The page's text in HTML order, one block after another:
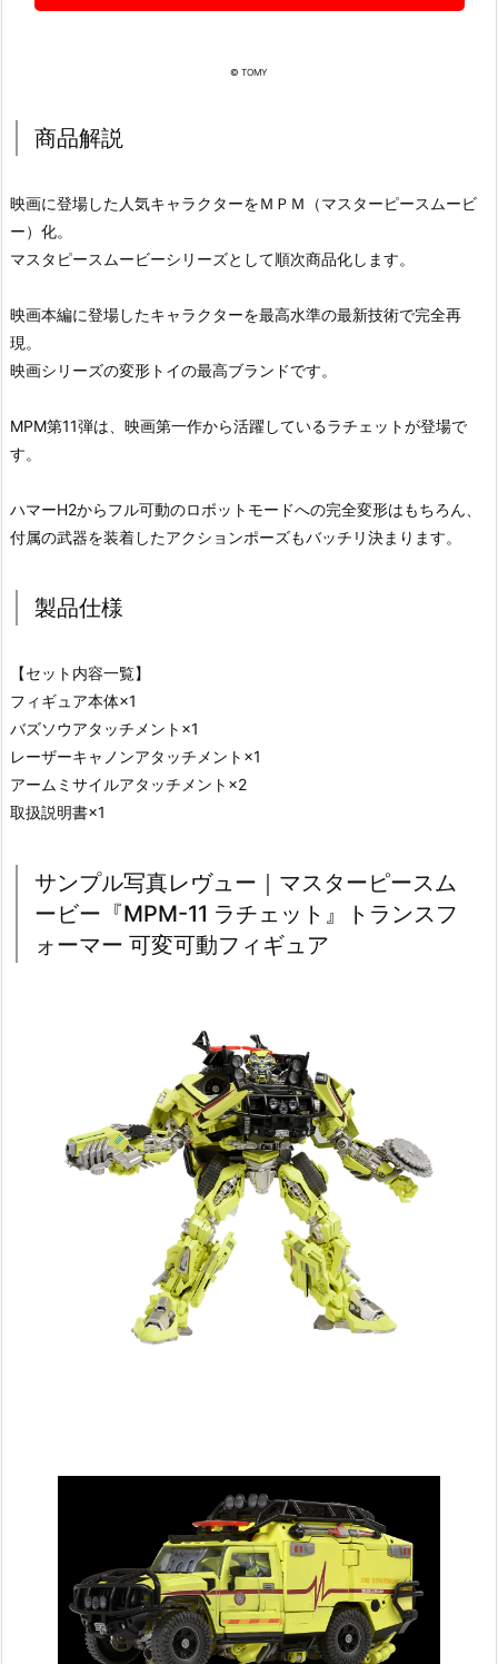
© TOMY
商品解説
映画に登場した人気キャラクターをＭＰＭ（マスターピースムービ
ー）化。
マスタピースムービーシリーズとして順次商品化します。
映画本編に登場したキャラクターを最高水準の最新技術で完全再
現。
映画シリーズの変形トイの最高ブランドです。
MPM第11弾は、映画第一作から活躍しているラチェットが登場で
す。
ハマーH2からフル可動のロボットモードへの完全変形はもちろん、
付属の武器を装着したアクションポーズもバッチリ決まります。
製品仕様
【セット内容一覧】
フィギュア本体×1
バズソウアタッチメント×1
レーザーキャノンアタッチメント×1
アームミサイルアタッチメント×2
取扱説明書×1
サンプル写真レヴュー｜マスターピースム
ービー『MPM-11 ラチェット』トランスフ
ォーマー 可変可動フィギュア